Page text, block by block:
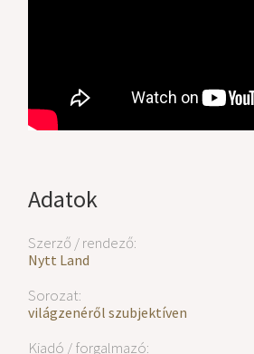
Adatok
Szerző / rendező:
Nytt Land
Sorozat:
világzenéről szubjektíven
Kiadó / forgalmazó: